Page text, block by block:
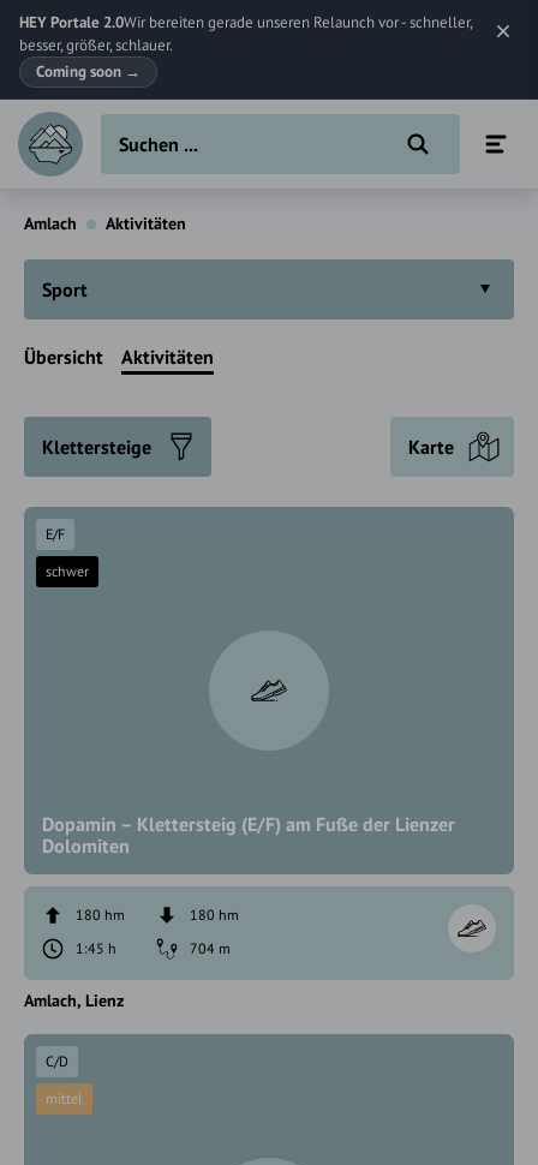
HEY Portale 2.0Wir bereiten gerade unseren Relaunch vor - schneller,
besser, größer, schlauer.
Coming soon →
Amlach Aktivitäten
Sport
Übersicht Aktivitäten
Klettersteige Karte
Dopamin – Klettersteig (E/F) am Fuße der Lienzer
Dolomiten
E/F
schwer
180 hm
180 hm
1:45 h
704 m
Amlach Lienz
C/D
mittel